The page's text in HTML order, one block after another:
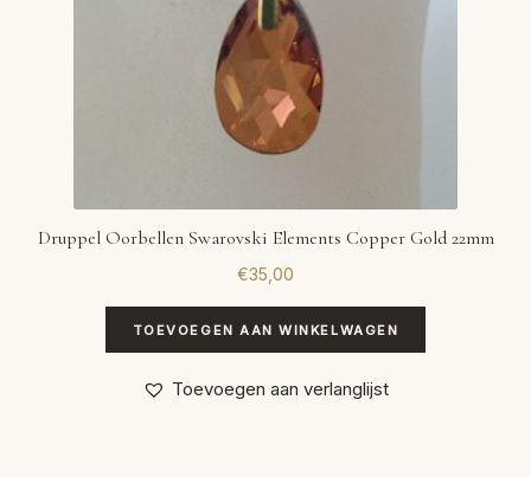
Druppel Oorbellen Swarovski Elements Copper Gold 22mm
€35,00
TOEVOEGEN AAN WINKELWAGEN
Toevoegen aan verlanglijst